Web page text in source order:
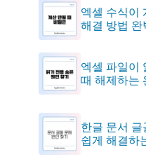
엑셀 수식이
해결 방법 완
엑셀 파일이
때 해제하는
한글 문서
쉽게 해결하